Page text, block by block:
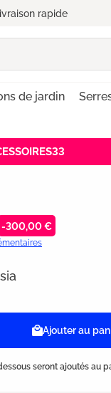
rapide
de jardin
-300,00 €
Ajouter au
seront ajoutés au